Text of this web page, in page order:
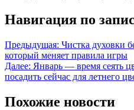
Навигация по
Предыдущая: Чистка духовки
который меняет правила игры
Далее: Январь — время сеять
посадить сейчас для летнего
Похожие новости